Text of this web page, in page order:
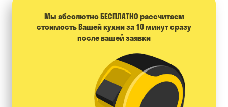
Мы абсолютно БЕСПЛАТНО расcчитаем
стоимость Вашей кухни за 10 минут сразу
после вашей заявки